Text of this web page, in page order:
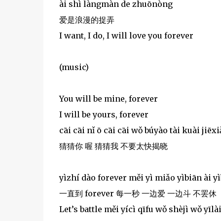
ài shì làngmàn de zhuōnòng
爱是浪漫的捉弄
I want, I do, I will love you forever
(music)
You will be mine, forever
I will be yours, forever
cāi cāi nǐ ō cāi cāi wǒ búyào tài kuài
猜猜你 喔 猜猜我 不要太快揭晓
yìzhí dào forever měi yì miǎo yìbiān ài
一直到 forever 每一秒 一边爱 一边斗 不罢休
Let’s battle měi yícì qīfu wǒ shèjì wǒ